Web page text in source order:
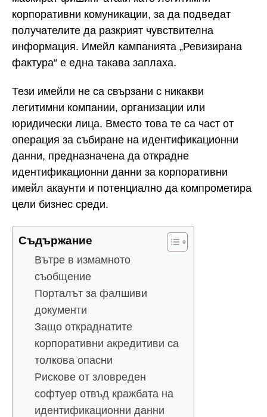
корпоративни комуникации, за да подведат
получателите да разкрият чувствителна
информация. Имейл кампанията „Ревизирана
фактура“ е една такава заплаха.
Тези имейли не са свързани с никакви
легитимни компании, организации или
юридически лица. Вместо това те са част от
операция за събиране на идентификационни
данни, предназначена да открадне
идентификационни данни за корпоративни
имейл акаунти и потенциално да компрометира
цели бизнес среди.
Съдържание
Вътре в измамното
съобщение
Порталът за фалшиви
документи
Защо откраднатите
корпоративни акредитиви са
толкова опасни
Рискове от зловреден
софтуер отвъд кражбата на
идентификационни данни